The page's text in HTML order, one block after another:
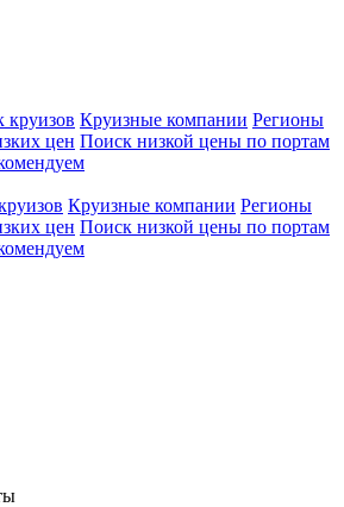
круизов Круизные компании Регионы
цен Поиск низкой цены по портам
Круизные компании Регионы
цен Поиск низкой цены по портам